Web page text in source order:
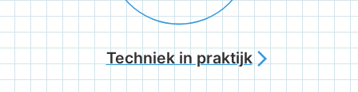
Techniek in praktijkarrow_forward_ios